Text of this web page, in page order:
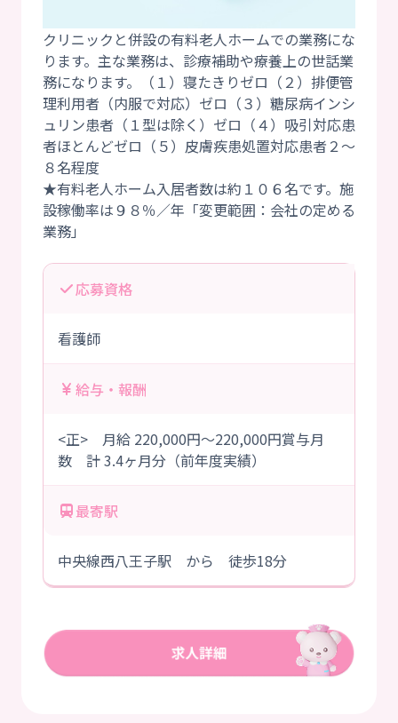
クリニックと併設の有料老人ホームでの業務にな
ります。主な業務は、診療補助や療養上の世話業
務になります。（１）寝たきりゼロ（２）排便管
理利用者（内服で対応）ゼロ（３）糖尿病インシ
ュリン患者（１型は除く）ゼロ（４）吸引対応患
者ほとんどゼロ（５）皮膚疾患処置対応患者２～
８名程度
★有料老人ホーム入居者数は約１０６名です。施
設稼働率は９８％／年「変更範囲：会社の定める
応募資格
看護師
給与・報酬
<正> 月給 220,000円～220,000円賞与月
数 計 3.4ヶ月分（前年度実績）
最寄駅
中央線西八王子駅 から 徒歩18分